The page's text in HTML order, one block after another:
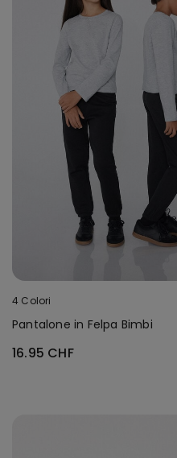
4 Colori
Pantalone in Felpa Bimbi
16.95 CHF